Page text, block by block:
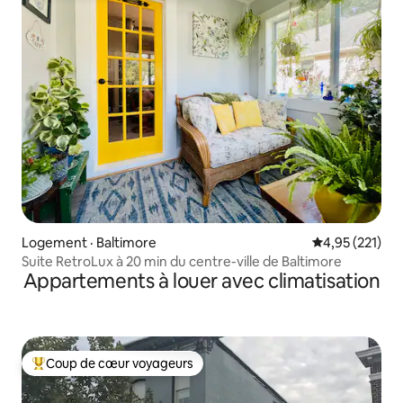
Logement · Baltimore Note
4,95 (221)
Suite RetroLux à 20 min du centre-ville de Baltimore
Appartements à louer avec climatisation
Coup de cœur voyageurs parmi les plus aimés
Coup de cœur voyageurs